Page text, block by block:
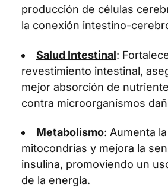
producción de células
la conexión intestino-
Salud Intestinal:
revestimiento intestinal,
mejor absorción de
contra microorganismos
Metabolismo: Aumenta
mitocondrias y mejora la
insulina, promoviendo un
de la energía.